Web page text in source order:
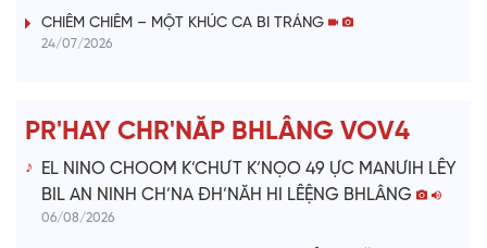
i
e
o
CHIÊM CHIÊM – MỘT KHÚC CA BI TRÁNG
24/07/2026
PR'HAY CHR'NĂP BHLÂNG VOV4
EL NINO CHOOM K’CHƯT K’NỌO 49 ỰC MANƯIH LÊY
BIL AN NINH CH’NA ĐH’NĂH HI LÊỆNG BHLÂNG
06/08/2026